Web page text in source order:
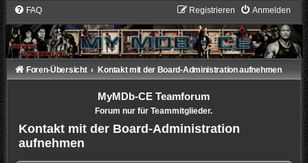
FAQ Anmelden
Registrieren
Foren-Übersicht Kontakt mit der Board-Administration aufnehmen
MyMDb-CE Teamforum
Forum nur für Teammitglieder.
Kontakt mit der Board-Administration
aufnehmen